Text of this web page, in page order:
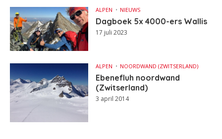
ALPEN NIEUWS
Dagboek 5x 4000-ers Wallis
17 juli 2023
ALPEN NOORDWAND (ZWITSERLAND)
Ebenefluh noordwand
(Zwitserland)
3 april 2014